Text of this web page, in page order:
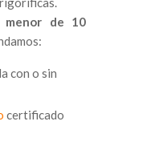
menor de 10
con o sin
certificado